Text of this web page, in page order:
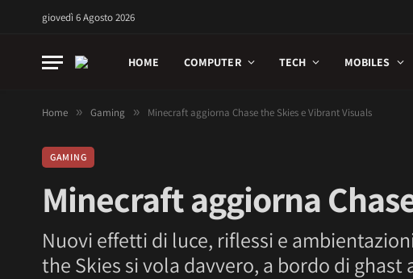
giovedì 6 Agosto 2026
HOME COMPUTER TECH MOBILES
Home » Gaming » Minecraft aggiorna Chase the Skies e Vibrant Visuals
GAMING
Minecraft aggiorna
Nuovi effetti di luce, riflessi e
the Skies si vola davvero, a bordo di ghast